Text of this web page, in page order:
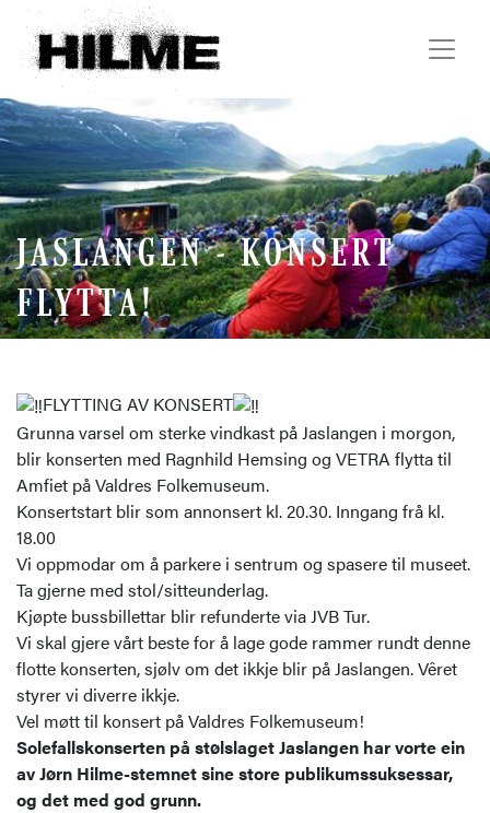
JASLANGEN - KONSERT
FLYTTA!
FLYTTING AV KONSERT
Grunna varsel om sterke vindkast på Jaslangen i morgon,
blir konserten med Ragnhild Hemsing og VETRA flytta til
Amfiet på Valdres Folkemuseum.
Konsertstart blir som annonsert kl. 20.30. Inngang frå kl.
18.00
Vi oppmodar om å parkere i sentrum og spasere til museet.
Ta gjerne med stol/sitteunderlag.
Kjøpte bussbillettar blir refunderte via JVB Tur.
Vi skal gjere vårt beste for å lage gode rammer rundt denne
flotte konserten, sjølv om det ikkje blir på Jaslangen. Vêret
styrer vi diverre ikkje.
Vel møtt til konsert på Valdres Folkemuseum!
Solefallskonserten på stølslaget Jaslangen har vorte ein
av Jørn Hilme-stemnet sine store publikumssuksessar,
og det med god grunn.